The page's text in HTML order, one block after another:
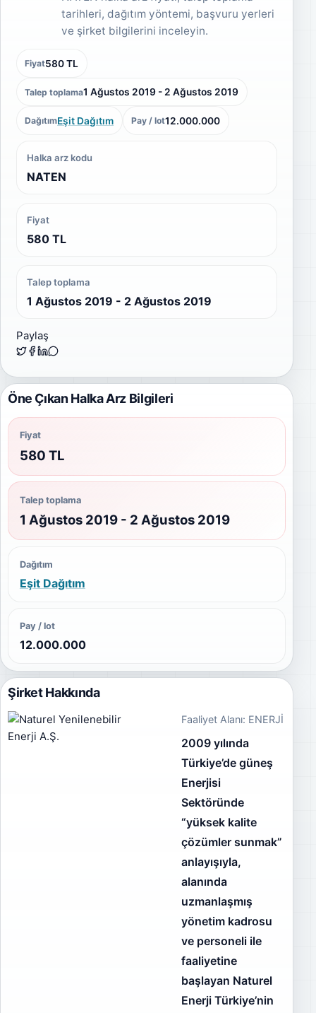
tarihleri, dağıtım yöntemi, başvuru yerleri
ve şirket bilgilerini inceleyin.
Fiyat580 TL
Talep toplama1 Ağustos 2019 - 2 Ağustos 2019
DağıtımEşit Dağıtım Pay / lot12.000.000
Halka arz kodu
NATEN
Fiyat
580 TL
Talep toplama
1 Ağustos 2019 - 2 Ağustos 2019
Paylaş
Öne Çıkan Halka Arz Bilgileri
Fiyat
580 TL
Talep toplama
1 Ağustos 2019 - 2 Ağustos 2019
Dağıtım
Eşit Dağıtım
Pay / lot
12.000.000
Şirket Hakkında
Faaliyet Alanı: ENERJİ
2009 yılında
Türkiye’de güneş
Enerjisi
Sektöründe
“yüksek kalite
çözümler sunmak”
anlayışıyla,
alanında
uzmanlaşmış
yönetim kadrosu
ve personeli ile
faaliyetine
başlayan Naturel
Enerji Türkiye’nin